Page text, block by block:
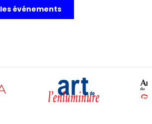
événements